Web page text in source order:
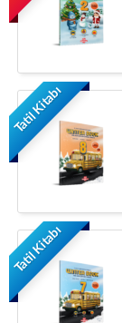
Tatil Kitabı
Tatil Kitabı